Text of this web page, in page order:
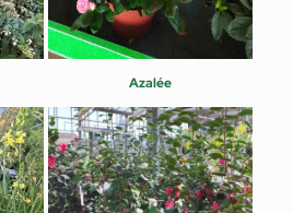
Azalée